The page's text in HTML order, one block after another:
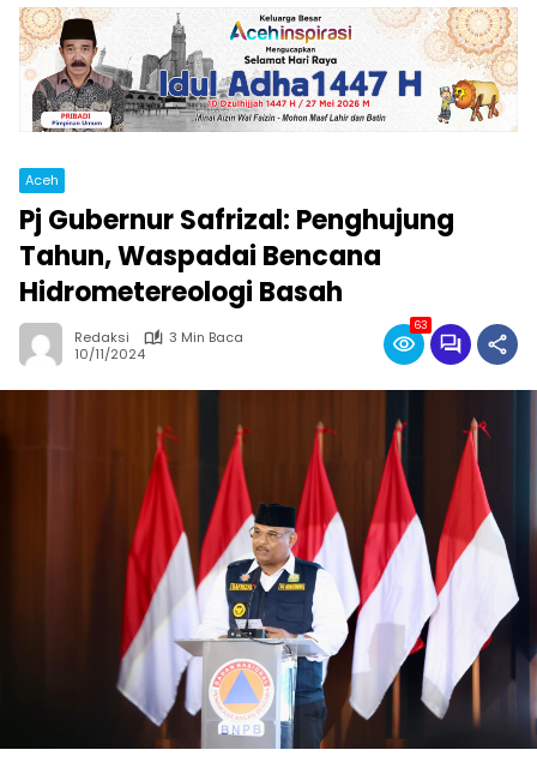
Aceh
Pj Gubernur Safrizal: Penghujung
Tahun, Waspadai Bencana
Hidrometereologi Basah
Redaksi
3 Min Baca
10/11/2024
63